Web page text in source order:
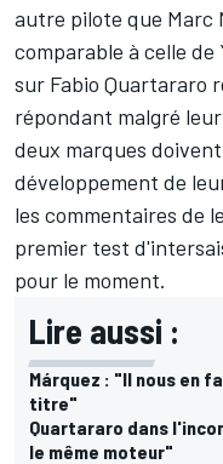
autre pilote que Marc
comparable à celle
sur Fabio Quartararo
répondant malgré
deux marques
développement de
les commentaires de
premier test
pour le moment.
Lire aussi :
Márquez : "Il nous en
titre"
Quartararo dans
le même moteur"